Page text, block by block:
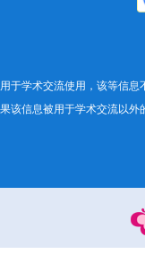
于学术交流使用，该等信息
该信息被用于学术交流以外